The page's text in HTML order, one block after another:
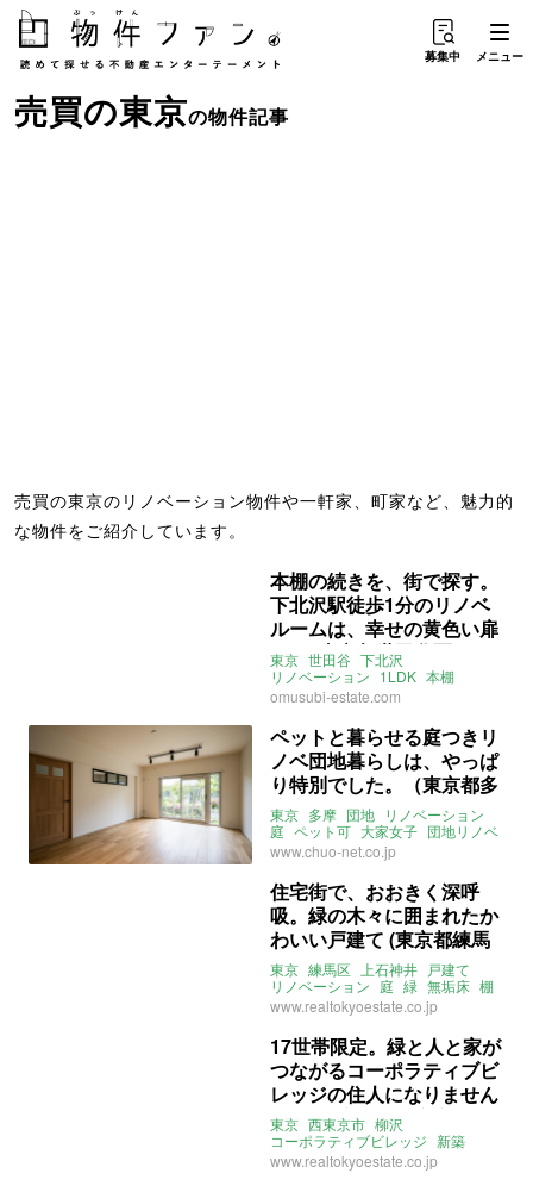
募集中 メニュー
売買の東京の物件記事
売買の東京のリノベーション物件や一軒家、町家など、魅力的
な物件をご紹介しています。
本棚の続きを、街で探す。
下北沢駅徒歩1分のリノベ
ルームは、幸せの黄色い扉
から (東京都世田谷区51㎡
の売買物件)
東京 世田谷 下北沢
リノベーション 1LDK 本棚
ライター：ほしりょうこ
omusubi不動産 売買
omusubi-estate.com
ペットと暮らせる庭つきリ
ノベ団地暮らしは、やっぱ
り特別でした。（東京都多
摩市83㎡の売買物件）
東京 多摩 団地 リノベーション
庭 ペット可 大家女子 団地リノベ
団地リノベーション
www.chuo-net.co.jp
住宅街で、おおきく深呼
吸。緑の木々に囲まれたか
わいい戸建て (東京都練馬
区82㎡の売買物件)
東京 練馬区 上石神井 戸建て
リノベーション 庭 緑 無垢床 棚
住居兼事務所可 楽器演奏可
www.realtokyoestate.co.jp
17世帯限定。緑と人と家が
つながるコーポラティブビ
レッジの住人になりません
か？ (東京都西東京市79㎡
～の売買物件)
東京 西東京市 柳沢
コーポラティブビレッジ 新築
リノベーション 戸建て 農園
ペット可 売買
www.realtokyoestate.co.jp